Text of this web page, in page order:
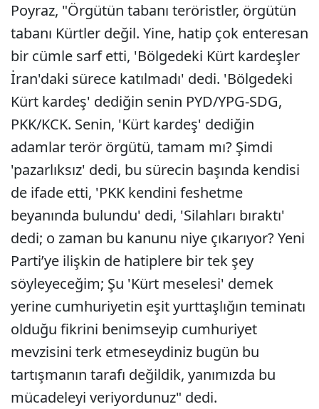
Poyraz, "Örgütün tabanı teröristler, örgütün
tabanı Kürtler değil. Yine, hatip çok enteresan
bir cümle sarf etti, 'Bölgedeki Kürt kardeşler
İran'daki sürece katılmadı' dedi. 'Bölgedeki
Kürt kardeş' dediğin senin PYD/YPG-SDG,
PKK/KCK. Senin, 'Kürt kardeş' dediğin
adamlar terör örgütü, tamam mı? Şimdi
'pazarlıksız' dedi, bu sürecin başında kendisi
de ifade etti, 'PKK kendini feshetme
beyanında bulundu' dedi, 'Silahları bıraktı'
dedi; o zaman bu kanunu niye çıkarıyor? Yeni
Parti’ye ilişkin de hatiplere bir tek şey
söyleyeceğim; Şu 'Kürt meselesi' demek
yerine cumhuriyetin eşit yurttaşlığın teminatı
olduğu fikrini benimseyip cumhuriyet
mevzisini terk etmeseydiniz bugün bu
tartışmanın tarafı değildik, yanımızda bu
mücadeleyi veriyordunuz" dedi.